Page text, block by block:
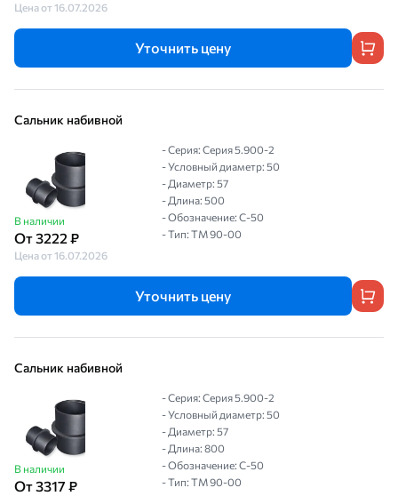
Цена от 16.07.2026
Уточнить цену
Сальник набивной
В наличии
От 3222 ₽
Цена от 16.07.2026
- Серия: Серия 5.900-2
- Условный диаметр: 50
- Диаметр: 57
- Длина: 500
- Обозначение: С-50
- Тип: ТМ 90-00
Уточнить цену
Сальник набивной
В наличии
От 3317 ₽
- Серия: Серия 5.900-2
- Условный диаметр: 50
- Диаметр: 57
- Длина: 800
- Обозначение: С-50
- Тип: ТМ 90-00